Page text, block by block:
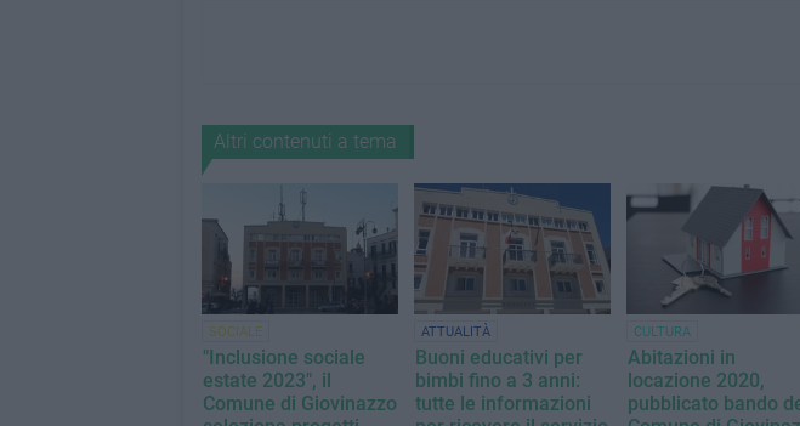
Altri contenuti a tema
SOCIALE
"Inclusione sociale
estate 2023", il
Comune di Giovinazzo
ATTUALITÀ
Buoni educativi per
bimbi fino a 3 anni:
tutte le informazioni
CULTURA
Abitazioni in
locazione 2020,
pubblicato bando